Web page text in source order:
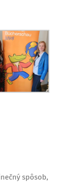
spôsob,